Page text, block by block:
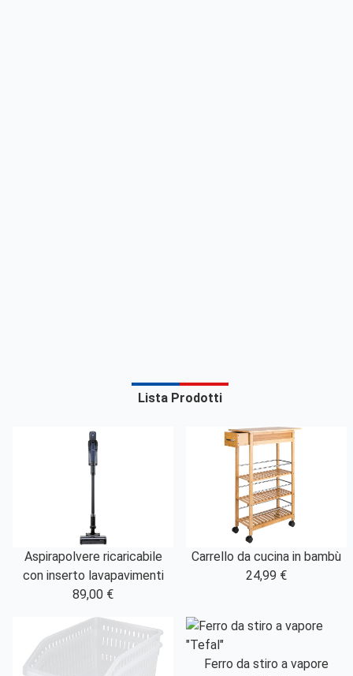
Lista Prodotti
Aspirapolvere ricaricabile
con inserto lavapavimenti
89,00 €
Carrello da cucina in bambù
24,99 €
Ferro da stiro a vapore